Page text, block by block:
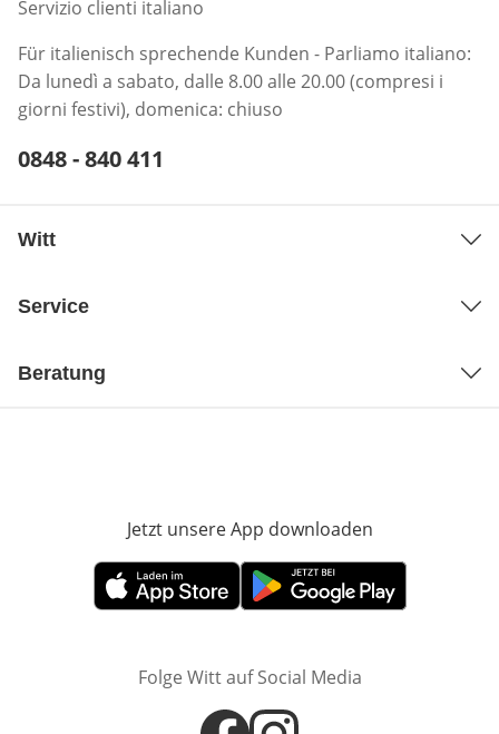
Servizio clienti italiano
Für italienisch sprechende Kunden - Parliamo italiano:
Da lunedì a sabato, dalle 8.00 alle 20.00 (compresi i
giorni festivi), domenica: chiuso
Telefonnummer:
0848 - 840 411
Witt
Service
Beratung
Jetzt unsere App downloaden
Öffnet in neuem FensterÖffnet in neuem Fenster
Folge Witt auf Social Media